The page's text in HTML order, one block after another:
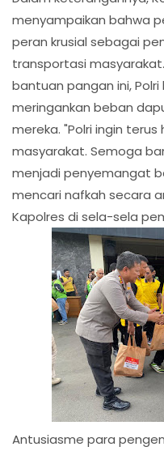
menyampaikan bahwa
peran krusial sebagai
transportasi
bantuan pangan ini,
meringankan beban
mereka. "Polri ingin
masyarakat. Semoga
menjadi penyemangat
mencari nafkah secara
Kapolres di sela-sela
Antusiasme para